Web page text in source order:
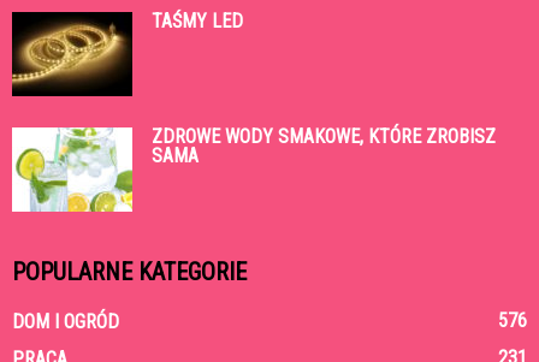
TAŚMY LED
ZDROWE WODY SMAKOWE, KTÓRE ZROBISZ
SAMA
POPULARNE KATEGORIE
DOM I OGRÓD
576